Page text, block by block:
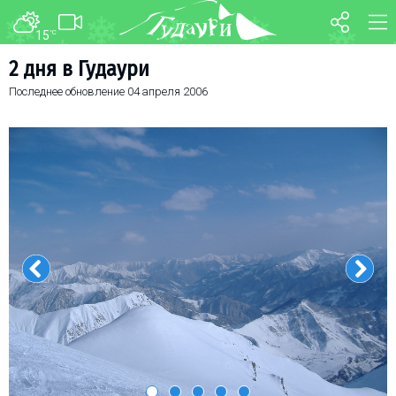
15°C
2 дня в Гудаури
Последнее обновление 04 апреля 2006
ФОРУМ
ТРАНСФЕР
О курорте
Схема трасс
Ски-пасс
Инструкторы
Прокат
Ски-сервис
Дети в Гудаури
Развлечения
Календарь событий
Телеграм-канал
Гудаури
INFO